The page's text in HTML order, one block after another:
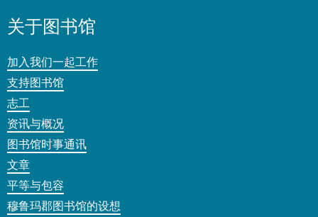
关于图书馆
加入我们一起工作
支持图书馆
志工
资讯与概况
图书馆时事通讯
文章
平等与包容
穆鲁玛郡图书馆的设想